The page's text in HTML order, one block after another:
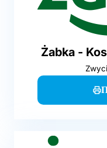
Żabka -